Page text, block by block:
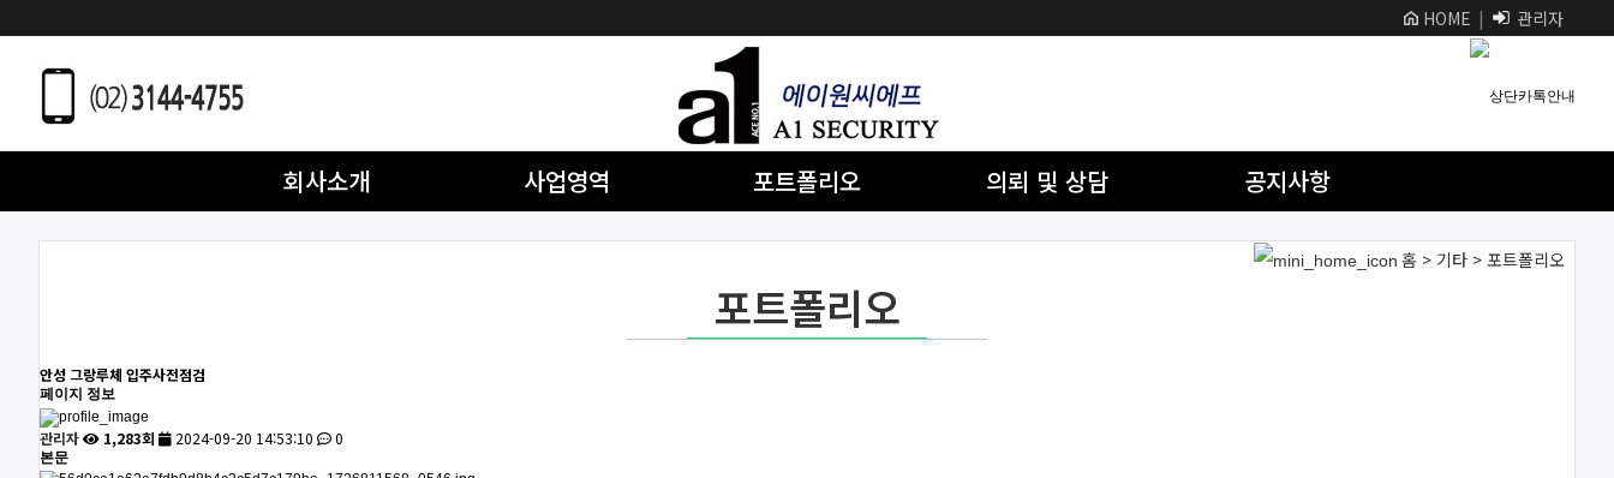
HOME | 관리자
회사소개 사업영역 포트폴리오 의뢰 및 상담 공지사항
홈 > 기타 > 포트폴리오
포트폴리오
안성 그랑루체 입주사전점검
페이지 정보
관리자 1,283회 2024-09-20 14:53:10 0
본문